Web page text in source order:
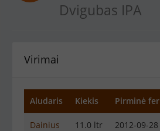
Dvigubas IPA
Virimai
Aludaris Kiekis Pirminė
Dainius 11.0 ltr 2012-09-28